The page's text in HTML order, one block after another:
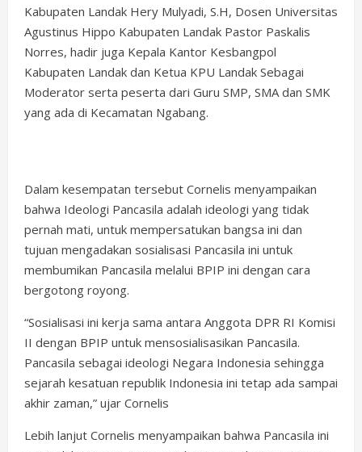
Kabupaten Landak Hery Mulyadi, S.H, Dosen Universitas
Agustinus Hippo Kabupaten Landak Pastor Paskalis
Norres, hadir juga Kepala Kantor Kesbangpol
Kabupaten Landak dan Ketua KPU Landak Sebagai
Moderator serta peserta dari Guru SMP, SMA dan SMK
yang ada di Kecamatan Ngabang.
Dalam kesempatan tersebut Cornelis menyampaikan
bahwa Ideologi Pancasila adalah ideologi yang tidak
pernah mati, untuk mempersatukan bangsa ini dan
tujuan mengadakan sosialisasi Pancasila ini untuk
membumikan Pancasila melalui BPIP ini dengan cara
bergotong royong.
“Sosialisasi ini kerja sama antara Anggota DPR RI Komisi
II dengan BPIP untuk mensosialisasikan Pancasila.
Pancasila sebagai ideologi Negara Indonesia sehingga
sejarah kesatuan republik Indonesia ini tetap ada sampai
akhir zaman,” ujar Cornelis
Lebih lanjut Cornelis menyampaikan bahwa Pancasila ini